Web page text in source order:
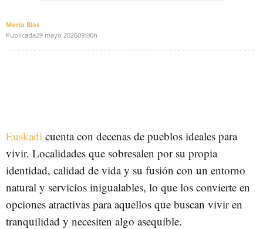
María Blas
Publicada29 mayo 202609:00h
Euskadi cuenta con decenas de pueblos ideales para
vivir. Localidades que sobresalen por su propia
identidad, calidad de vida y su fusión con un entorno
natural y servicios inigualables, lo que los convierte en
opciones atractivas para aquellos que buscan vivir en
tranquilidad y necesiten algo asequible.